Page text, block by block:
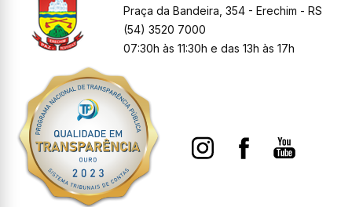
Praça da Bandeira, 354 - Erechim - RS
(54) 3520 7000
07:30h às 11:30h e das 13h às 17h